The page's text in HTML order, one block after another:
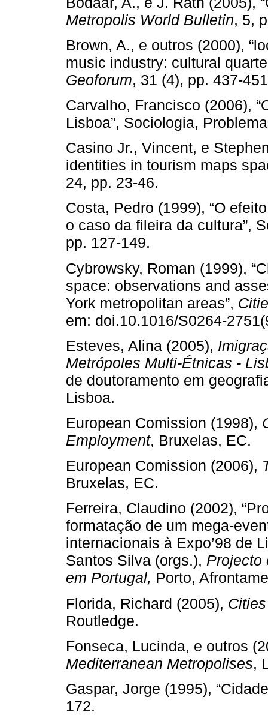
Metropolis World Bulletin, 5,
Brown, A., e outros (2000),
music industry: cultural
Geoforum, 31 (4), pp. 437-
Carvalho, Francisco (2006),
Lisboa”, Sociologia,
Casino Jr., Vincent, e
identities in tourism maps
24, pp. 23-46.
Costa, Pedro (1999), “O
o caso da fileira da cultura”,
pp. 127-149.
Cybrowsky, Roman (1999),
space: observations and
York metropolitan areas”,
em: doi.10.1016/S0264-
Esteves, Alina (2005),
Metrópoles Multi-Étnicas -
de doutoramento em
Lisboa.
European Comission (1998),
Employment, Bruxelas, EC.
European Comission (2006),
Bruxelas, EC.
Ferreira, Claudino (2002),
formatação de um mega-
internacionais à Expo’98 de
Santos Silva (orgs.), Projecto
em Portugal, Porto,
Florida, Richard (2005),
Routledge.
Fonseca, Lucinda, e outros
Mediterranean Metropolises,
Gaspar, Jorge (1995),
172.